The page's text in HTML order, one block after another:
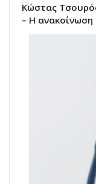
Κώστας
– Η